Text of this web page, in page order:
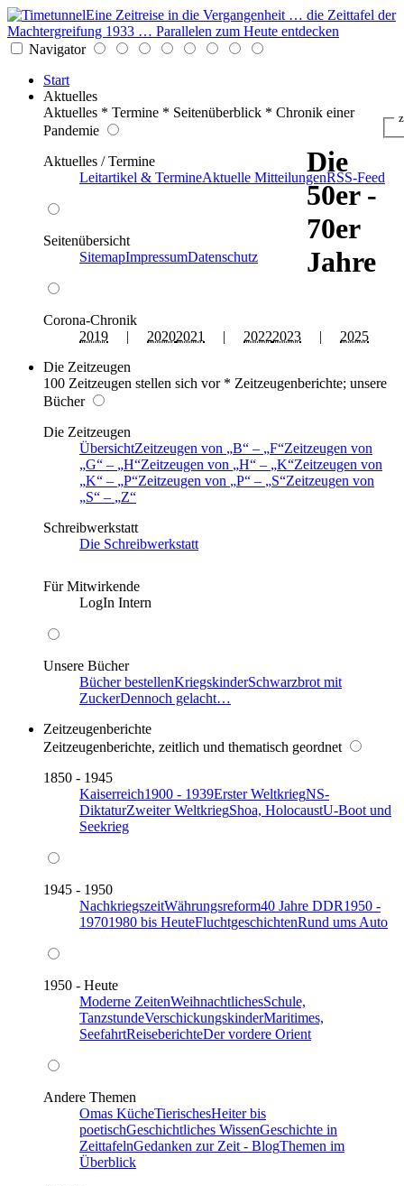
Eine Zeitreise in die Vergangenheit … die Zeittafel der
Machtergreifung 1933 … Parallelen zum Heute entdecken
Navigator
Start
Aktuelles
Aktuelles * Termine * Seitenüberblick * Chronik einer
Pandemie
Aktuelles / Termine
Leitartikel & TermineAktuelle MitteilungenRSS-Feed
Seitenübersicht
SitemapImpressumDatenschutz
Corona-Chronik
2019 | 20202021 | 20222023 | 2025
Die Zeitzeugen
100 Zeitzeugen stellen sich vor * Zeitzeugenberichte; unsere
Bücher
Die Zeitzeugen
ÜbersichtZeitzeugen von B – F Zeitzeugen von
G
– H Zeitzeugen von H – K Zeitzeugen von
K
– P Zeitzeugen von P – S Zeitzeugen von
S
–
Z
Schreibwerkstatt
Die Schreibwerkstatt
Für Mitwirkende
LogIn Intern
Unsere Bücher
Bücher bestellenKriegskinderSchwarzbrot mit
ZuckerDennoch gelacht…
Zeitzeugenberichte
Zeitzeugenberichte, zeitlich und thematisch geordnet
1850 - 1945
Kaiserreich1900 - 1939Erster WeltkriegNS-
DiktaturZweiter WeltkriegShoa, HolocaustU-Boot und
Seekrieg
1945 - 1950
NachkriegszeitWährungsreform40 Jahre DDR1950 -
19701980 bis HeuteFluchtgeschichtenRund ums Auto
1950 - Heute
Moderne ZeitenWeihnachtlichesSchule,
TanzstundeVerschickungskinderMaritimes,
SeefahrtReiseberichteDer vordere Orient
Andere Themen
Omas KücheTierischesHeiter bis
poetischGeschichtliches WissenGeschichte in
ZeittafelnGedanken zur Zeit - BlogThemen im
Überblick
Die
50er -
70er
Jahre